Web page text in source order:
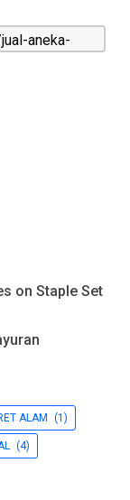
on Staple Set
ALAM (1)
(4)